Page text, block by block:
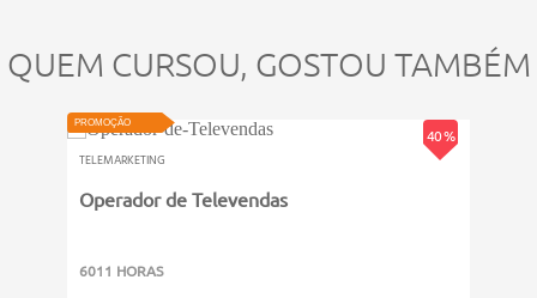
QUEM CURSOU, GOSTOU TAMBÉM
40 %
PROMOÇÃO
TELEMARKETING
Operador de Televendas
6011 HORAS